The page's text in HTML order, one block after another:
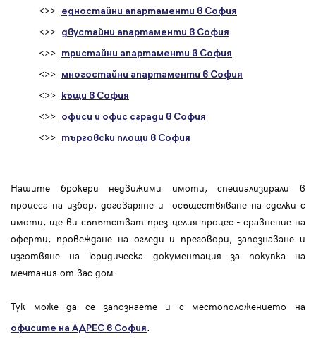
<>> едностайни апартаменти в София
<>> двустайни апартаменти в София
<>> тристайни апартаменти в София
<>> многостайни апартаменти в София
<>> къщи в София
<>> офиси и офис сгради в София
<>> търговски площи в София
Нашите брокери недвижими имоти, специализирали в
процеса на избор, договаряне и осъществяване на сделки с
имоти, ще ви съпътстват през целия процес - сравнение на
оферти, провеждане на огледи и преговори, запознаване и
изготвяне на юридическа документация за покупка на
мечтания от вас дом.
Тук може да се запознаете и с местоположението на
офисите на АДРЕС в София.